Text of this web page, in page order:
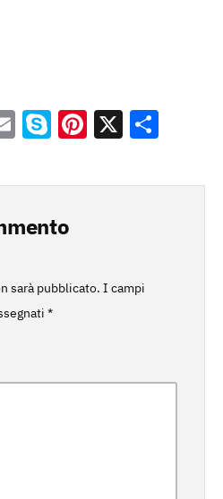
EmailSkypePinterest
X
sarà pubblicato. I campi
*